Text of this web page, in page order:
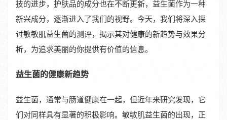
技的进步，护肤品的成分也在不断更新，益生菌作为一种
新兴成分，逐渐进入了我们的视野。今天，我们将深入探
讨敏敏肌益生菌的测评，揭示其对健康的新趋势与效果分
析，为追求美丽的你提供有价值的信息。
益生菌的健康新趋势
益生菌，通常与肠道健康在一起，但近年来研究发现，它
们对同样具有显著的积极影响。敏敏肌益生菌的出现，正